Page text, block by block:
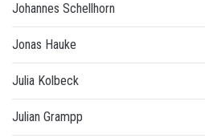
Johannes Schellhorn
Jonas Hauke
Julia Kolbeck
Julian Grampp